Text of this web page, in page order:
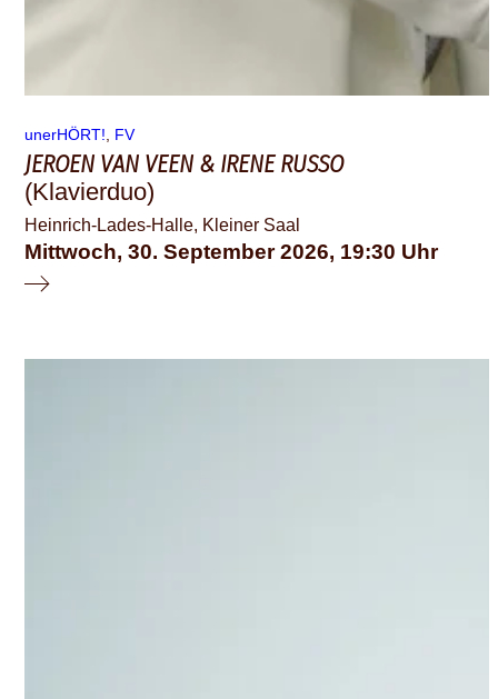
unerHÖRT!, FV
JEROEN VAN VEEN & IRENE RUSSO
(Klavierduo)
Heinrich-Lades-Halle, Kleiner Saal
Mittwoch, 30. September 2026 19:30